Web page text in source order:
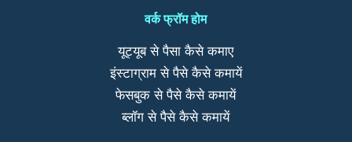
वर्क फ्रॉम होम
यूट्यूब से पैसा कैसे कमाए
इंस्टाग्राम से पैसे कैसे कमायें
फेसबुक से पैसे कैसे कमायें
ब्लॉग से पैसे कैसे कमायें